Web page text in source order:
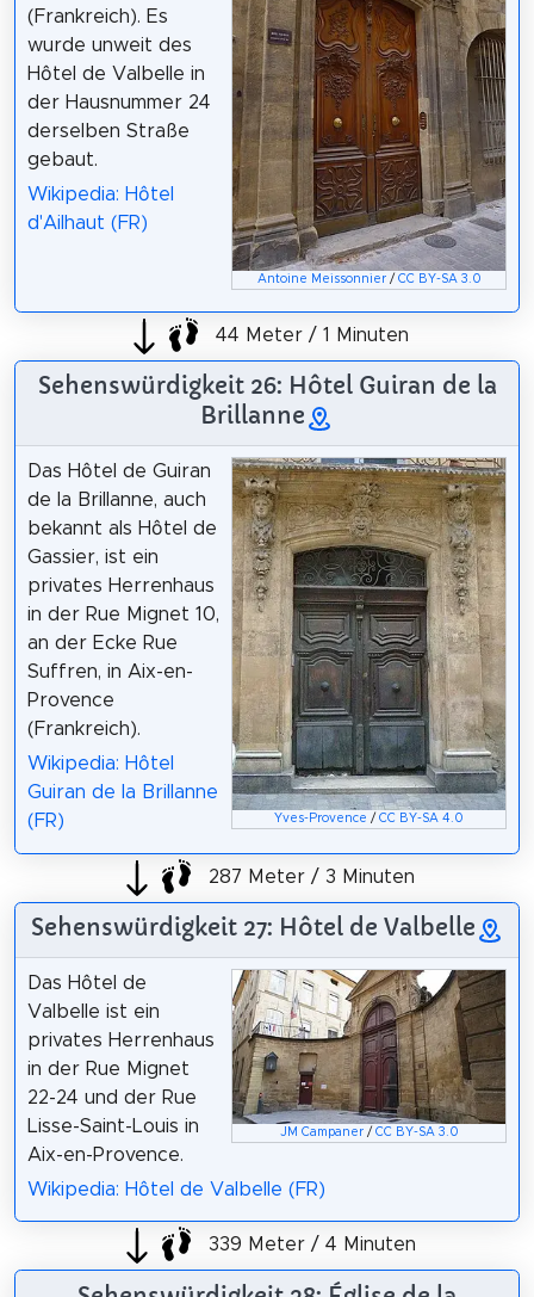
Antoine Meissonnier/ CC BY-SA 3.0
(Frankreich). Es
wurde unweit des
Hôtel de Valbelle in
der Hausnummer 24
derselben Straße
gebaut.
Wikipedia: Hôtel
d'Ailhaut (FR)
44 Meter / 1 Minuten
Sehenswürdigkeit 26: Hôtel Guiran de la
Brillanne
Yves-Provence /CC BY-SA 4.0
Das Hôtel de Guiran
de la Brillanne, auch
bekannt als Hôtel de
Gassier, ist ein
privates Herrenhaus
in der Rue Mignet 10,
an der Ecke Rue
Suffren, in Aix-en-
Provence
(Frankreich).
Wikipedia: Hôtel
Guiran de la Brillanne
(FR)
287 Meter / 3 Minuten
Sehenswürdigkeit 27: Hôtel de Valbelle
JM Campaner/ CC BY-SA 3.0
Das Hôtel de
Valbelle ist ein
privates Herrenhaus
in der Rue Mignet
22-24 und der Rue
Lisse-Saint-Louis in
Aix-en-Provence.
Wikipedia: Hôtel de Valbelle (FR)
339 Meter / 4 Minuten